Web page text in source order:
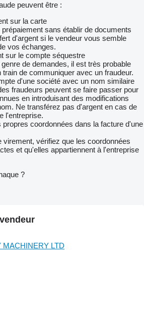
peuvent être :
sur la carte
sans établir de documents
d'argent si le vendeur vous semble
vos échanges.
sur le compte séquestre
de demandes, il est très probable
de communiquer avec un fraudeur.
d'une société avec un nom similaire
fraudeurs peuvent se faire passer pour
en introduisant des modifications
Ne transférez pas d'argent en cas de
l'entreprise.
propres coordonnées dans la facture d'une
virement, vérifiez que les coordonnées
et qu'elles appartiennent à l'entreprise
?
LTD